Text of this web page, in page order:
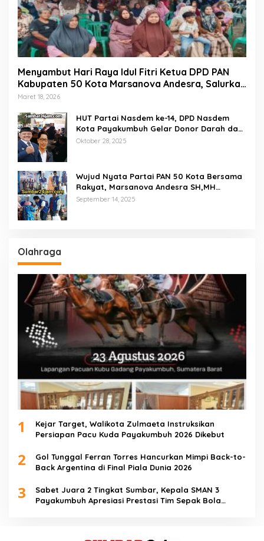
Menyambut Hari Raya Idul Fitri Ketua DPD PAN
Kabupaten 50 Kota Marsanova Andesra, Salurkan
Empat Ton Bantuan Beras Untuk Masyarakat
Maret 18, 2026
HUT Partai Nasdem ke-14, DPD Nasdem
Kota Payakumbuh Gelar Donor Darah dan
Pemeriksaan Kesehatan Gratis
Oktober 28, 2025
Wujud Nyata Partai PAN 50 Kota Bersama
Rakyat, Marsanova Andesra SH,MH
Salurkan 600 Karung Beras Untuk
September 14, 2025
Olahraga
1
Kejar Target, Walikota Zulmaeta Instruksikan
Persiapan Pacu Kuda Payakumbuh 2026 Dikebut
2
Gol Tunggal Ferran Torres Hancurkan Mimpi Back-to-
Back Argentina di Final Piala Dunia 2026
3
Sabet Juara 2 Tingkat Sumbar, Kepala SMAN 3
Payakumbuh Apresiasi Prestasi Tim Sepak Bola